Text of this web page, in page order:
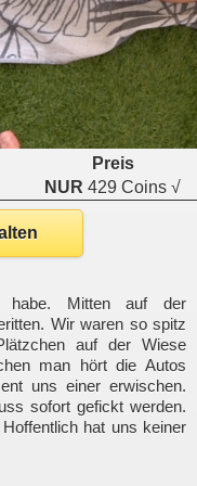
Preis
NUR 429 Coins √
habe. Mitten auf der
Wir waren so spitz
auf der Wiese
man hört die Autos
uns einer erwischen.
sofort gefickt werden.
hat uns keiner